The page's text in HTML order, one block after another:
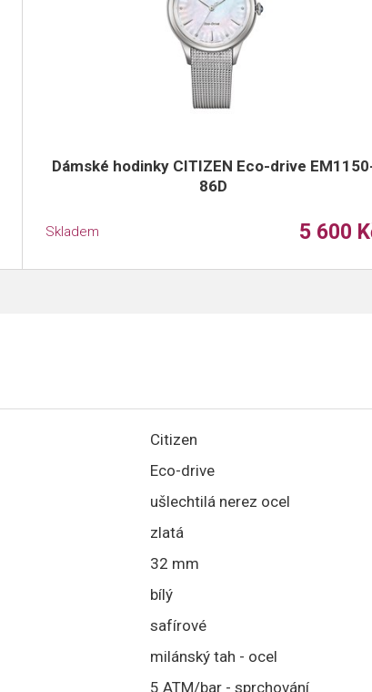
Dámské hodinky CITIZEN Eco-drive
86D
Skladem 5 600
Citizen
Eco-drive
ušlechtilá nerez ocel
zlatá
32 mm
bílý
safírové
milánský tah - ocel
5 ATM/bar - sprchování